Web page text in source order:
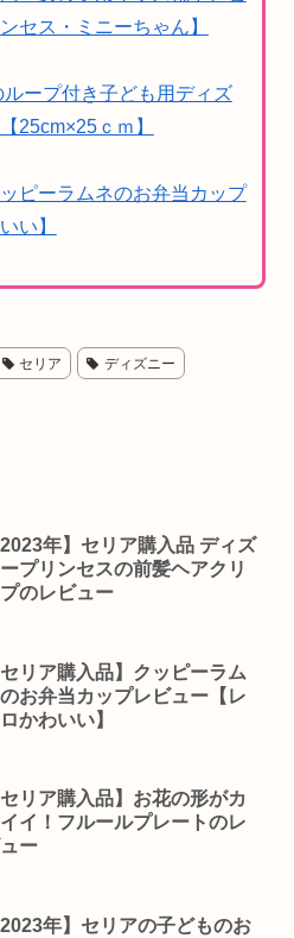
セス・ミニーちゃん】
ループ付き子ども用ディズ
25cm×25ｃｍ】
ピーラムネのお弁当カップ
い】
セリア ディズニー
2023年】セリア購入品 ディズ
プリンセスの前髪ヘアクリ
のレビュー
セリア購入品】クッピーラム
お弁当カップレビュー【レ
ロかわいい】
セリア購入品】お花の形がカ
イ！フルールプレートのレ
ー
2023年】セリアの子どものお